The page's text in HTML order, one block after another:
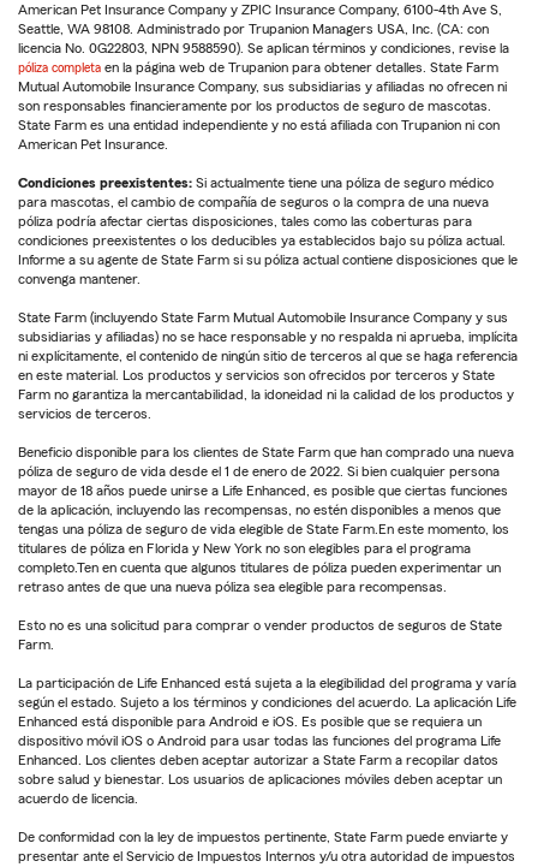
American Pet Insurance Company y ZPIC Insurance Company, 6100-4th Ave S,
Seattle, WA 98108. Administrado por Trupanion Managers USA, Inc. (CA: con
licencia No. 0G22803, NPN 9588590). Se aplican términos y condiciones, revise la
póliza completa en la página web de Trupanion para obtener detalles. State Farm
Mutual Automobile Insurance Company, sus subsidiarias y afiliadas no ofrecen ni
son responsables financieramente por los productos de seguro de mascotas.
State Farm es una entidad independiente y no está afiliada con Trupanion ni con
American Pet Insurance.
Condiciones preexistentes: Si actualmente tiene una póliza de seguro médico
para mascotas, el cambio de compañía de seguros o la compra de una nueva
póliza podría afectar ciertas disposiciones, tales como las coberturas para
condiciones preexistentes o los deducibles ya establecidos bajo su póliza actual.
Informe a su agente de State Farm si su póliza actual contiene disposiciones que le
convenga mantener.
State Farm (incluyendo State Farm Mutual Automobile Insurance Company y sus
subsidiarias y afiliadas) no se hace responsable y no respalda ni aprueba, implícita
ni explícitamente, el contenido de ningún sitio de terceros al que se haga referencia
en este material. Los productos y servicios son ofrecidos por terceros y State
Farm no garantiza la mercantabilidad, la idoneidad ni la calidad de los productos y
servicios de terceros.
Beneficio disponible para los clientes de State Farm que han comprado una nueva
póliza de seguro de vida desde el 1 de enero de 2022. Si bien cualquier persona
mayor de 18 años puede unirse a Life Enhanced, es posible que ciertas funciones
de la aplicación, incluyendo las recompensas, no estén disponibles a menos que
tengas una póliza de seguro de vida elegible de State Farm.En este momento, los
titulares de póliza en Florida y New York no son elegibles para el programa
completo.Ten en cuenta que algunos titulares de póliza pueden experimentar un
retraso antes de que una nueva póliza sea elegible para recompensas.
Esto no es una solicitud para comprar o vender productos de seguros de State
Farm.
La participación de Life Enhanced está sujeta a la elegibilidad del programa y varía
según el estado. Sujeto a los términos y condiciones del acuerdo. La aplicación Life
Enhanced está disponible para Android e iOS. Es posible que se requiera un
dispositivo móvil iOS o Android para usar todas las funciones del programa Life
Enhanced. Los clientes deben aceptar autorizar a State Farm a recopilar datos
sobre salud y bienestar. Los usuarios de aplicaciones móviles deben aceptar un
acuerdo de licencia.
De conformidad con la ley de impuestos pertinente, State Farm puede enviarte y
presentar ante el Servicio de Impuestos Internos y/u otra autoridad de impuestos